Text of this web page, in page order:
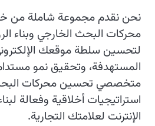
نحن نقدم مجموعة شاملة من
محركات البحث الخارجي وبناء
لتحسين سلطة موقعك
المستهدفة، وتحقيق نمو
متخصصي تحسين محركات
استراتيجيات أخلاقية وفعالة
الإنترنت لعلامتك التجارية.